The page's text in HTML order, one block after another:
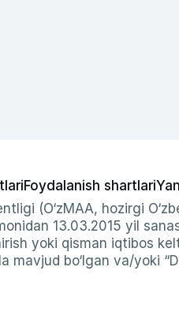
Foydalanish shartlari
(O‘zMAA, hozirgi
13.03.2015 yil
yoki qisman iqtibos
bo‘lgan va/yoki